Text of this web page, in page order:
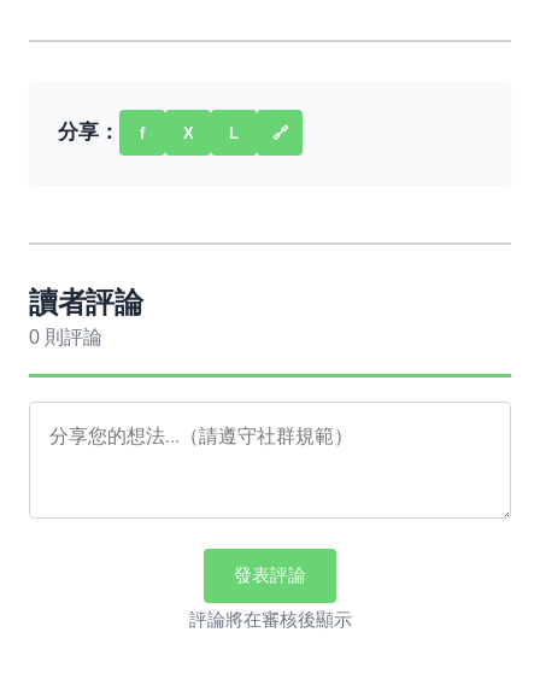
分享： f X L 🔗
讀者評論
0 則評論
發表評論
評論將在審核後顯示